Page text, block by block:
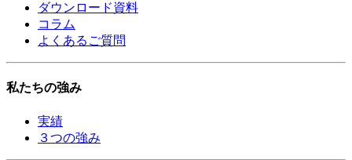
ダウンロード資料
コラム
よくあるご質問
私たちの強み
実績
３つの強み